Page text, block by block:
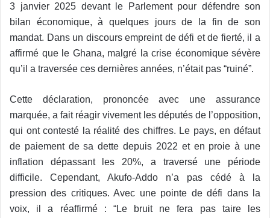
3 janvier 2025 devant le Parlement pour défendre son
bilan économique, à quelques jours de la fin de son
mandat. Dans un discours empreint de défi et de fierté, il a
affirmé que le Ghana, malgré la crise économique sévère
qu’il a traversée ces dernières années, n’était pas “ruiné”.
Cette déclaration, prononcée avec une assurance
marquée, a fait réagir vivement les députés de l’opposition,
qui ont contesté la réalité des chiffres. Le pays, en défaut
de paiement de sa dette depuis 2022 et en proie à une
inflation dépassant les 20%, a traversé une période
difficile. Cependant, Akufo-Addo n’a pas cédé à la
pression des critiques. Avec une pointe de défi dans la
voix, il a réaffirmé : “Le bruit ne fera pas taire les